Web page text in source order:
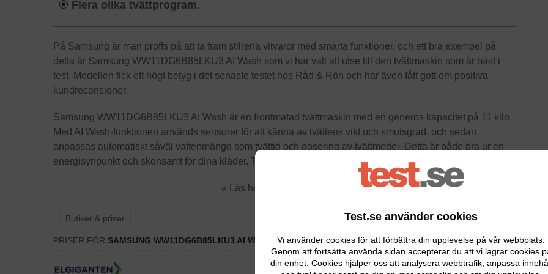
Test.se använder cookies
Vi använder cookies för att förbättra din upplevelse på vår webbplats.
Genom att fortsätta använda sidan accepterar du att vi lagrar cookies
din enhet. Cookies hjälper oss att analysera webbtrafik, anpassa
Flera olika tvättprogram.
På Samsung är man proffs på att ta fram stilrena vitvaror med smarta funktioner, och ett bra exempel på
detta är Samsung WW11DG6B85LKU3 AI Wash som vi har valt att utse till den tvättmaskin som är bäst i
test. Modellen fick ett högt betyg i det senaste testet hos Råd & Rön och har även fått gott om positiva
kundrecensioner.
Samsung WW11DG6B85LKU3 AI Wash är en frontmatad tvättmaskin med en generös kapacitet på 11 kilo.
Med AI Wash-funktionen används sensorer för att känna av tvättens vikt och smutsgrad, och sedan
anpassas automatiskt såväl vattenmängd som tvättid och dosering av tvättmedel. Detta är både bra ur en
energisynpunkt och skonsamt för dina kläder. Tvättmaskinen styrs enkelt via Smart Things-appen.
« Läs hela recensionen här »
Butiker & priser
PRISER FÖR SAMSUNG WW11DG6B85LKU3 AI WASH
I lager 11995kr